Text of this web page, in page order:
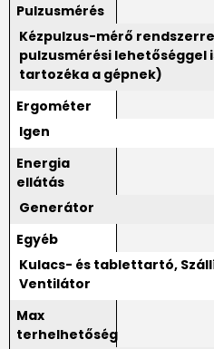
Pulzusmérés
Kézpulzus-mérő
pulzusmérési lehetőséggel
tartozéka a gépnek)
Ergométer
Igen
Energia
ellátás
Generátor
Egyéb
Kulacs- és tablettartó,
Ventilátor
Max
terhelhetőség